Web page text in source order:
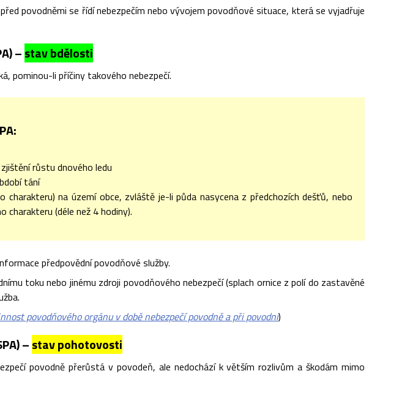
povodněmi se řídí nebezpečím nebo vývojem povodňové situace, která se vyjadřuje
–stav bdělosti
pominou-li příčiny takového nebezpečí.
růstu dnového ledu
tání
charakteru) na území obce, zvláště je-li půda nasycena z předchozích dešťů, nebo
charakteru (déle než 4 hodiny).
předpovědní povodňové služby.
toku nebo jinému zdroji povodňového nebezpečí (splach ornice z polí do zastavěné
povodňového orgánu v době nebezpečí povodně a při povodni)
–stav pohotovosti
povodně přerůstá v povodeň, ale nedochází k větším rozlivům a škodám mimo